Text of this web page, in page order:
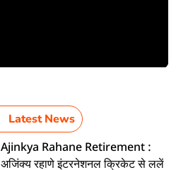
Latest News
Ajinkya Rahane Retirement :
अजिंक्य रहाणे इंटरनेशनल क्रिकेट से ललें